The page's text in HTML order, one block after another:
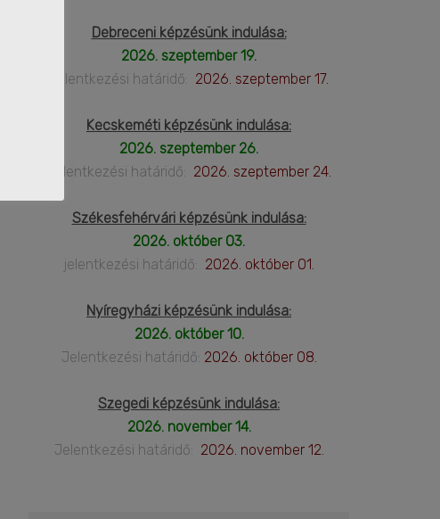
Debreceni képzésünk indulása:
2026. szeptember 19.
Jelentkezési határidő: 2026. szeptember 17.
Kecskeméti képzésünk indulása:
2026. szeptember 26.
Jelentkezési határidő: 2026. szeptember 24.
Székesfehérvári képzésünk indulása:
2026. október 03.
jelentkezési határidő: 2026. október 01.
Nyíregyházi képzésünk indulása:
2026. október 10.
Jelentkezési határidő: 2026. október 08.
Szegedi képzésünk indulása:
2026. november 14.
Jelentkezési határidő: 2026. november 12.